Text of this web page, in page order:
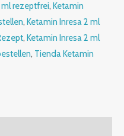
ml rezeptfrei, Ketamin
, Ketamin Inresa 2 ml
, Ketamin Inresa 2 ml
, Tienda Ketamin